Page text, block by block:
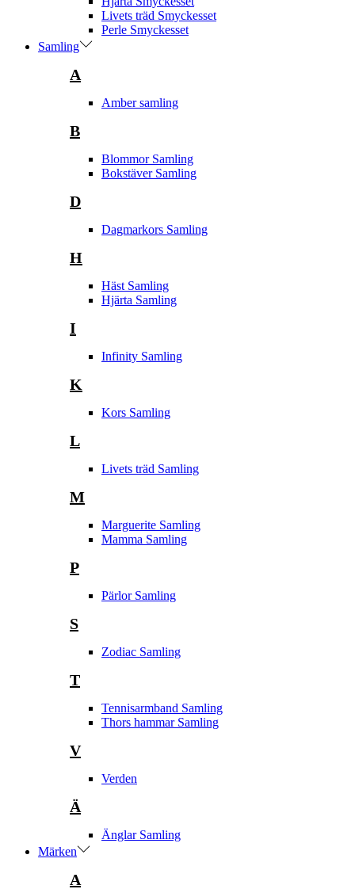
Livets träd Smyckesset
Perle Smyckesset
Samling
A
Amber samling
B
Blommor Samling
Bokstäver Samling
D
Dagmarkors Samling
H
Häst Samling
Hjärta Samling
I
Infinity Samling
K
Kors Samling
L
Livets träd Samling
M
Marguerite Samling
Mamma Samling
P
Pärlor Samling
S
Zodiac Samling
T
Tennisarmband Samling
Thors hammar Samling
V
Verden
Ä
Änglar Samling
Märken
A